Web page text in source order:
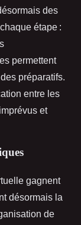
des
étape :
permettent
préparatifs.
entre les
et
gagnent
désormais la
de